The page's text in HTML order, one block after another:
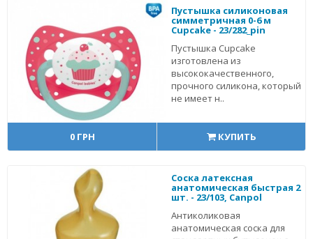
Пустышка силиконовая
симметричная 0-6 м
Cupcake - 23/282_pin
Пустышка Cupcake
изготовлена из
высококачественного,
прочного силикона, который
не имеет н..
0 ГРН КУПИТЬ
Соска латексная
анатомическая быстрая 2
шт. - 23/103, Canpol
Антиколиковая
анатомическая соска для